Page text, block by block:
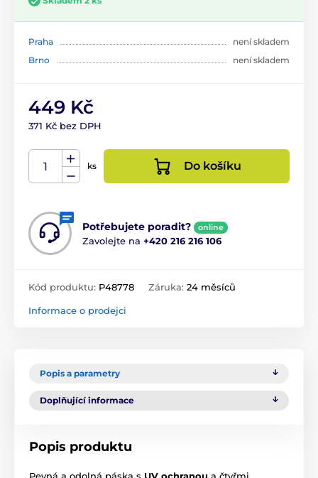
Praha
není skladem
Brno
není skladem
449 Kč
371 Kč bez DPH
ks Do košíku
Potřebujete poradit? online
Zavolejte na +420 216 216 106
Kód produktu: P48778 Záruka: 24 měsíců
Informace o prodejci
Popis a parametry
Doplňující informace
Popis produktu